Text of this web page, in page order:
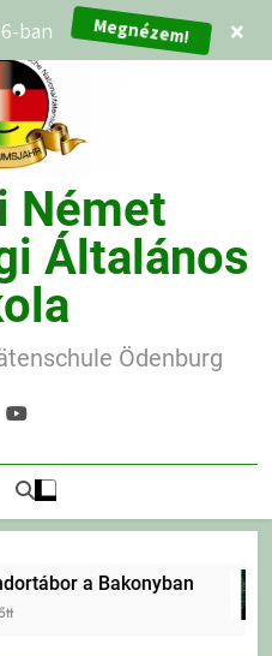
Német
Általános
Ödenburg
a Bakonyban
ban Megnézem! ×